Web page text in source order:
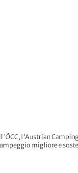
l'Austrian
migliore e